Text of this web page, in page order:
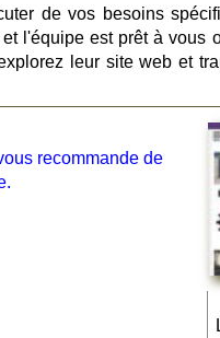
de vos besoins
l'équipe est prêt à vous
leur site web et
recommande de